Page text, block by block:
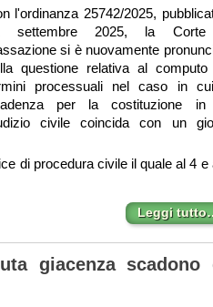
l'ordinanza 25742/2025,
settembre 2025, la
si è nuovamente
questione relativa al computo
processuali nel caso in
per la costituzione in
civile coincida con un
di procedura civile il quale al 4 e
Leggi
giacenza scadono